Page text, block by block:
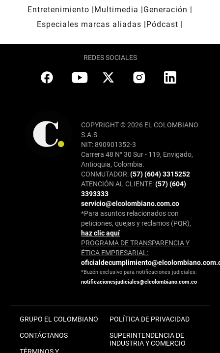
Entretenimiento
Multimedia
Generación
Especiales marcas aliadas
Pódcast
REDES SOCIALES
COPYRIGHT © 2026 EL COLOMBIANO
S.A.S
NIT: 890901352-3
Carrera 48 N° 30 Sur - 119, Envigado,
Antioquia, Colombia.
CONMUTADOR:(57) (604) 3315252
ATENCIÓN AL CLIENTE:(57) (604)
3393333
servicio@elcolombiano.com.co
*Para asuntos relacionados con
peticiones, quejas y reclamos (PQR),
haz clic aquí
PROGRAMA DE TRANSPARENCIA Y
ÉTICA EMPRESARIAL:
*Buzón exclusivo para notificaciones judiciales:
notificacionesjudiciales@elcolombiano.com.co
GRUPO EL COLOMBIANO
CONTÁCTANOS
TÉRMINOS Y
POLÍTICA DE PRIVACIDAD
SUPERINTENDENCIA DE
INDUSTRIA Y COMERCIO